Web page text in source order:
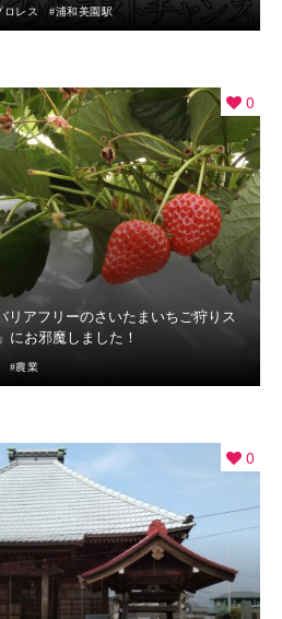
ロレス 浦和美園駅
0
リアフリーのさいたまいちご狩りス
にお邪魔しました！
農業
0